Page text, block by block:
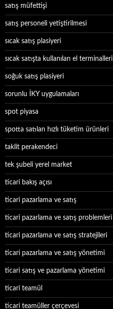
satış müfettişi
satış personeli yetiştirilmesi
sıcak satış plasiyeri
sıcak satışta kullanılan el terminalleri
soğuk satış plasiyeri
sorunlu İKY uygulamaları
spot piyasa
spotta satılan hızlı tüketim ürünleri
taklit perakendeci
tek şubeli yerel market
ticari bakış açısı
ticari pazarlama ve satış
ticari pazarlama ve satış problemleri
ticari pazarlama ve satış stratejileri
ticari pazarlama ve satış yönetimi
ticari satış ve pazarlama yönetimi
ticari teamül
ticari teamüller çerçevesi